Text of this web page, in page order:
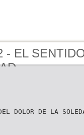
- EL
DOLOR DE LA